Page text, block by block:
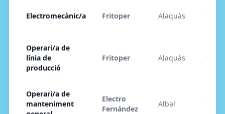
Electromecànic/a Fritoper Alaquàs 15/
Operari/a de
línia de
producció
Fritoper Alaquàs 15/
Operari/a de
manteniment
Electro
Fernández
Albal 14/